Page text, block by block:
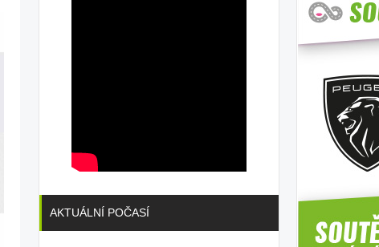
AKTUÁLNÍ POČASÍ